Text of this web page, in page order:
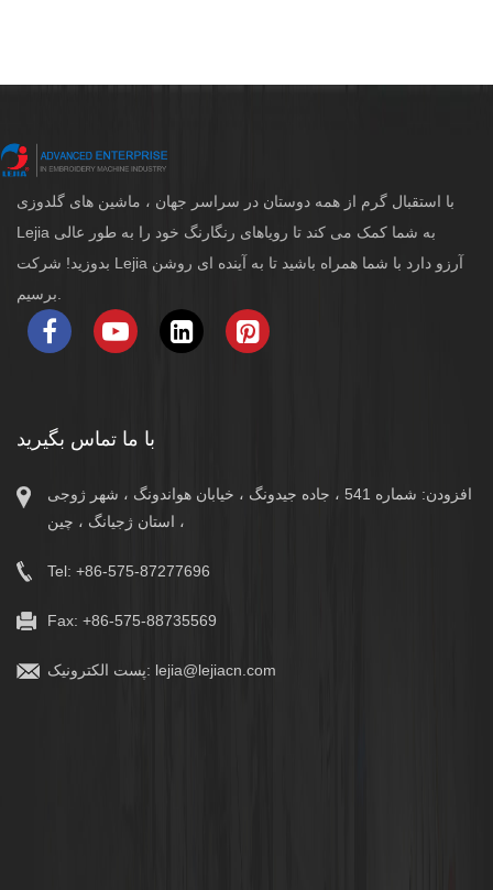
با استقبال گرم از همه دوستان در سراسر جهان ، ماشین های گلدوزی
Lejia به شما کمک می کند تا رویاهای رنگارنگ خود را به طور عالی
بدوزید! شرکت Lejia آرزو دارد با شما همراه باشید تا به آینده ای روشن
با ما تماس بگیرید
افزودن: شماره 541 ، جاده جیدونگ ، خیابان هواندونگ ، شهر ژوجی
، استان ژجیانگ ، چین
Tel: +86-575-87277696
Fax: +86-575-88735569
پست الکترونیک: lejia@lejiacn.com